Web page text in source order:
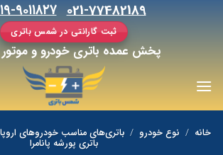
021-77482189 ۰۹۱۹-
ثبت گارانتی در شمس باتری
پخش عمده باتری خودرو و
خانه / نوع خودرو / باتری‌های مناسب خودروهای
باتری پورشه پانامرا